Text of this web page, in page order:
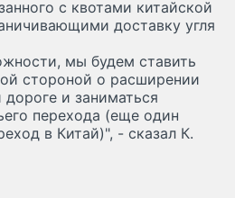
с квотами китайской
доставку угля
мы будем ставить
стороной о расширении
и заниматься
перехода (еще один
в Китай)", - сказал К.